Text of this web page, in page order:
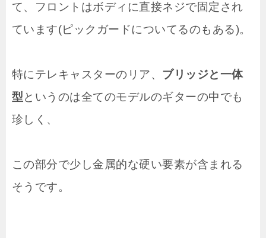
て、フロントはボディに直接ネジで固定され
ています(ピックガードについてるのもある)。
特にテレキャスターのリア、 ブリッジと一体
型というのは全てのモデルのギターの中でも
珍しく、
この部分で少し金属的な硬い要素が含まれる
そうです。